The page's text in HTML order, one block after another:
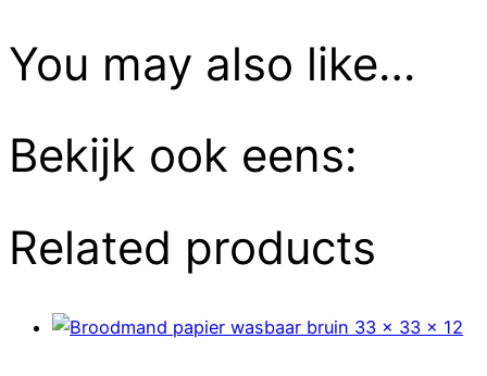
You may also like…
Bekijk ook eens:
Related products